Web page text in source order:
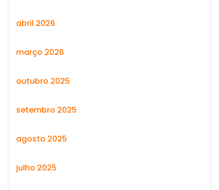
abril 2026
março 2026
outubro 2025
setembro 2025
agosto 2025
julho 2025